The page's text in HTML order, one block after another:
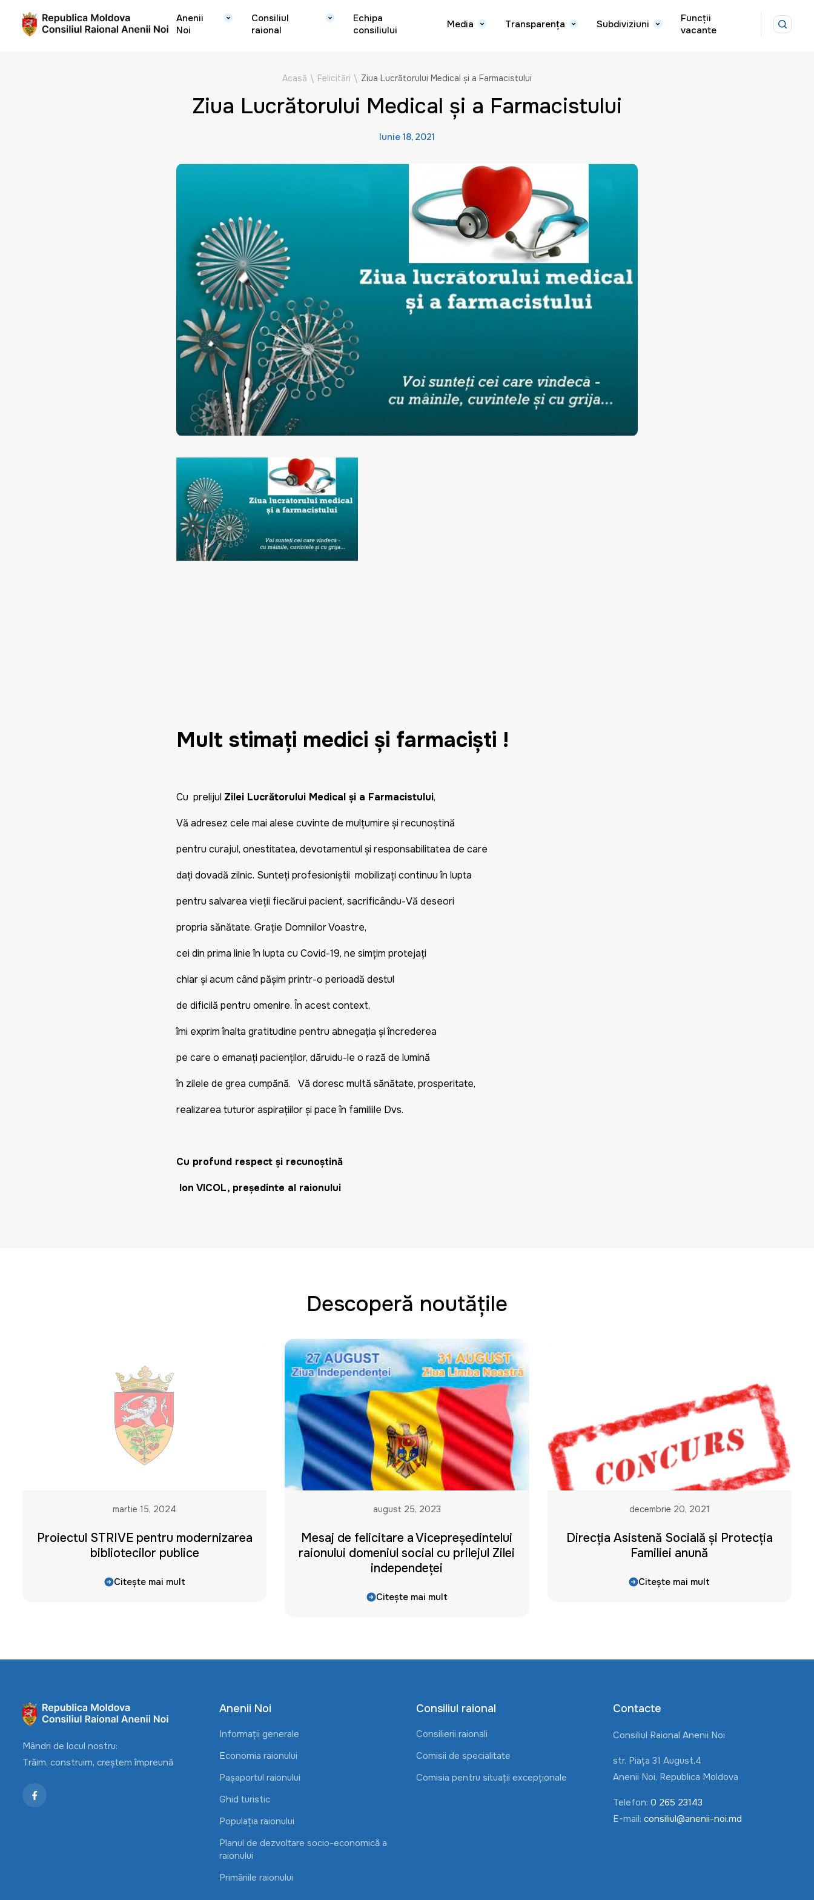
Anenii
Noi
Consiliul
raional
Echipa
consiliului
Media Transparența Subdiviziuni
Funcții
vacante
Acasă \ Felicitări \ Ziua Lucrătorului Medical și a Farmacistului
Ziua Lucrătorului Medical și a Farmacistului
Iunie 18, 2021
Mult stimați medici și farmaciști !
Cu prelijul Zilei Lucrătorului Medical și a Farmacistului,
Vă adresez cele mai alese cuvinte de mulțumire și recunoștință
pentru curajul, onestitatea, devotamentul și responsabilitatea de care
dați dovadă zilnic. Sunteți profesioniștii mobilizați continuu în lupta
pentru salvarea vieții fiecărui pacient, sacrificându-Vă deseori
propria sănătate. Grație Domniilor Voastre,
cei din prima linie în lupta cu Covid-19, ne simțim protejați
chiar și acum când pășim printr-o perioadă destul
de dificilă pentru omenire. În acest context,
îmi exprim înalta gratitudine pentru abnegația și încrederea
pe care o emanați pacienților, dăruidu-le o rază de lumină
în zilele de grea cumpănă. Vă doresc multă sănătate, prosperitate,
realizarea tuturor aspirațiilor și pace în familiile Dvs.
Cu profund respect și recunoștință
Ion VICOL, președinte al raionului
Descoperă noutățile
martie 15, 2024
Proiectul STRIVE pentru modernizarea
bibliotecilor publice
Citește mai mult
august 25, 2023
Mesaj de felicitare a Vicepreședintelui
raionului domeniul social cu prilejul Zilei
independeței
Citește mai mult
decembrie 20, 2021
Direcția Asistență Socială și Protecția
Familiei anunță
Citește mai mult
Mândri de locul nostru:
Trăim, construim, creștem împreună
Anenii Noi
Informații generale
Economia raionului
Pașaportul raionului
Ghid turistic
Populația raionului
Planul de dezvoltare socio-economică a
raionului
Primăriile raionului
Consiliul raional
Consilierii raionali
Comisii de specialitate
Comisia pentru situații excepționale
Contacte
Consiliul Raional Anenii Noi
str. Piața 31 August,4
Anenii Noi, Republica Moldova
Telefon: 0 265 23143
E-mail: consiliul@anenii-noi.md